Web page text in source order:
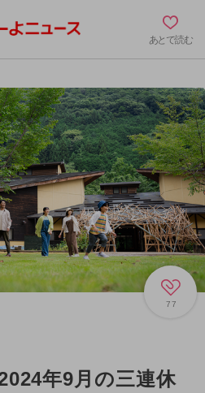
あとで読む
77
年9月の三連休